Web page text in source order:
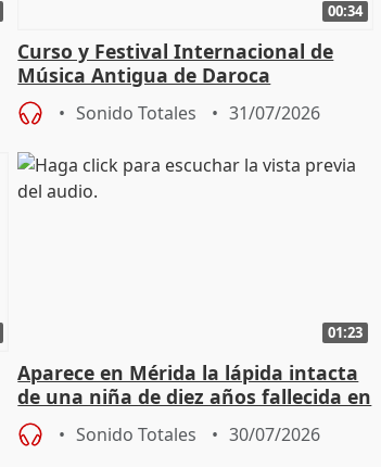
00:34
Curso y Festival Internacional de
Música Antigua de Daroca
Sonido Totales 31/07/2026
01:23
Aparece en Mérida la lápida intacta
de una niña de diez años fallecida en
el año 519 d.C.
Sonido Totales 30/07/2026